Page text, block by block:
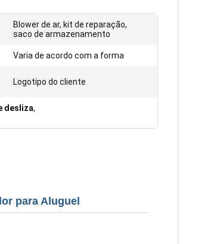
Blower de ar, kit de reparação,
saco de armazenamento
Varia de acordo com a forma
Logotipo do cliente
desliza,
para Aluguel